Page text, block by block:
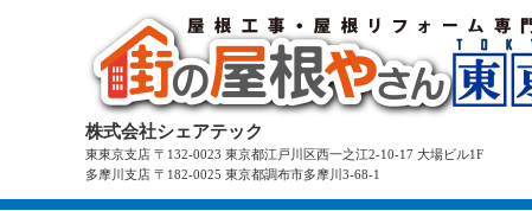
株式会社シェアテック
東東京支店 〒132-0023 東京都江戸川区西一之江2-10-17 大場ビル1F
多摩川支店 〒182-0025 東京都調布市多摩川3-68-1